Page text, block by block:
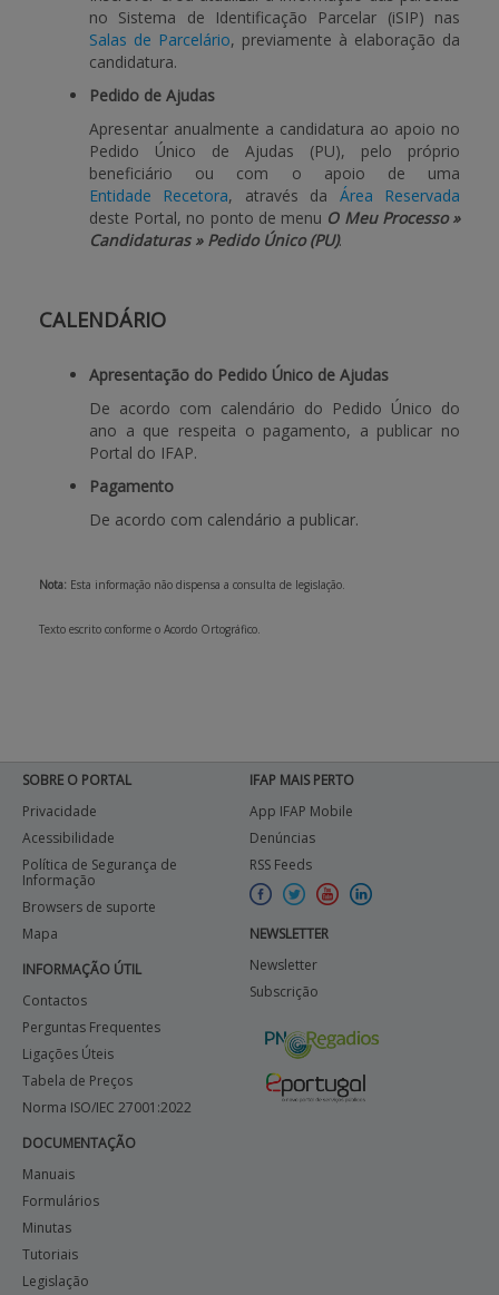
no Sistema de Identificação Parcelar (iSIP) nas
Salas de Parcelário, previamente à elaboração da
candidatura.
Pedido de Ajudas
Apresentar anualmente a candidatura ao apoio no
Pedido Único de Ajudas (PU), pelo próprio
beneficiário ou com o apoio de uma
Entidade Recetora, através da Área Reservada
deste Portal, no ponto de menu O Meu Processo »
Candidaturas » Pedido Único (PU).
CALENDÁRIO
Apresentação do Pedido Único de Ajudas
De acordo com calendário do Pedido Único do
ano a que respeita o pagamento, a publicar no
Portal do IFAP.
Pagamento
De acordo com calendário a publicar.
Nota: Esta informação não dispensa a consulta de legislação.
Texto escrito conforme o Acordo Ortográfico.
SOBRE O PORTAL
Privacidade
Acessibilidade
Política de Segurança de
Informação
Browsers de suporte
Mapa
INFORMAÇÃO ÚTIL
Contactos
Perguntas Frequentes
Ligações Úteis
Tabela de Preços
Norma ISO/IEC 27001:2022
DOCUMENTAÇÃO
Manuais
Formulários
Minutas
Tutoriais
Legislação
IFAP MAIS PERTO
App IFAP Mobile
Denúncias
RSS Feeds
NEWSLETTER
Newsletter
Subscrição